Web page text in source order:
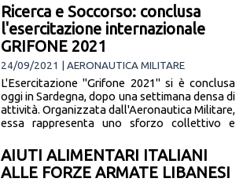
Ricerca e Soccorso: conclusa
l'esercitazione internazionale
GRIFONE 2021
24/09/2021 | AERONAUTICA MILITARE
L'Esercitazione "Grifone 2021" si è conclusa
oggi in Sardegna, dopo una settimana densa di
attività. Organizzata dall'Aeronautica Militare,
essa rappresenta uno sforzo collettivo e
AIUTI ALIMENTARI ITALIANI
ALLE FORZE ARMATE LIBANESI